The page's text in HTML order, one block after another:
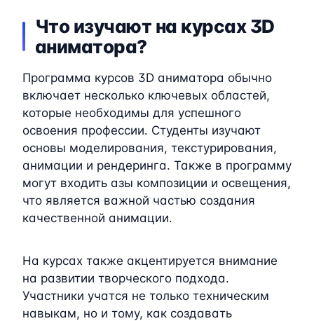
Что изучают на курсах 3D
аниматора?
Программа курсов 3D аниматора обычно
включает несколько ключевых областей,
которые необходимы для успешного
освоения профессии. Студенты изучают
основы моделирования, текстурирования,
анимации и рендеринга. Также в программу
могут входить азы композиции и освещения,
что является важной частью создания
качественной анимации.
На курсах также акцентируется внимание
на развитии творческого подхода.
Участники учатся не только техническим
навыкам, но и тому, как создавать